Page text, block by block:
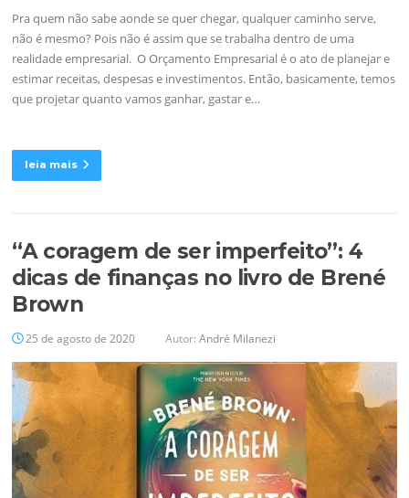
Pra quem não sabe aonde se quer chegar, qualquer caminho serve,
não é mesmo? Pois não é assim que se trabalha dentro de uma
realidade empresarial. O Orçamento Empresarial é o ato de planejar e
estimar receitas, despesas e investimentos. Então, basicamente, temos
que projetar quanto vamos ganhar, gastar e…
leia mais
“A coragem de ser imperfeito”: 4
dicas de finanças no livro de Brené
Brown
25 de agosto de 2020 Autor:André Milanezi